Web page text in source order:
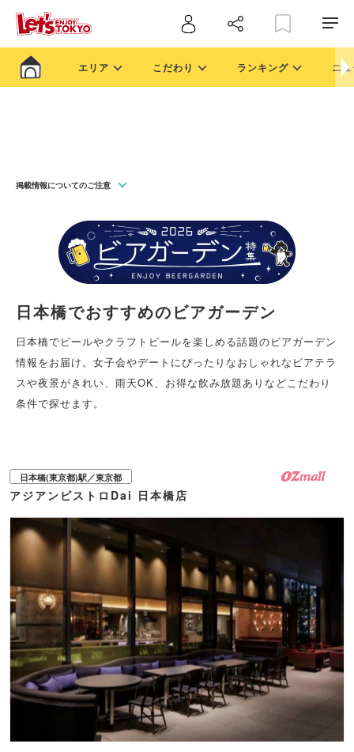
エリア こだわり ランキング ニ
掲載情報についてのご注意
日本橋でおすすめのビアガーデン
日本橋でビールやクラフトビールを楽しめる話題のビアガーデン
情報をお届け。女子会やデートにぴったりなおしゃれなビアテラ
スや夜景がきれい、雨天OK、お得な飲み放題ありなどこだわり
条件で探せます。
日本橋(東京都)駅／東京都
アジアンビストロDai 日本橋店